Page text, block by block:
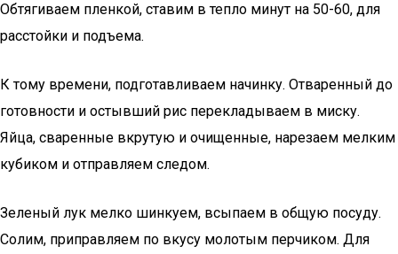
Обтягиваем пленкой, ставим в тепло минут на 50-60, для
расстойки и подъема.
К тому времени, подготавливаем начинку. Отваренный до
готовности и остывший рис перекладываем в миску.
Яйца, сваренные вкрутую и очищенные, нарезаем мелким
кубиком и отправляем следом.
Зеленый лук мелко шинкуем, всыпаем в общую посуду.
Солим, приправляем по вкусу молотым перчиком. Для